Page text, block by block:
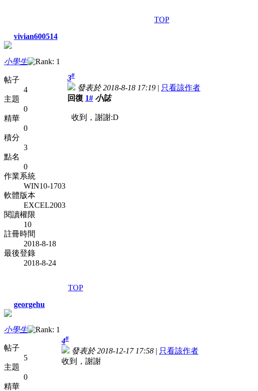
TOP
vivian600514
小學生
帖子
4
主題
0
精華
0
積分
3
點名
0
作業系統
WIN10-1703
軟體版本
EXCEL2003
閱讀權限
10
註冊時間
2018-8-18
最後登錄
2018-8-24
3#
發表於 2018-8-18 17:19 | 只看該作者
回復 1# 小誌
收到，謝謝:D
TOP
georgehu
小學生
帖子
5
主題
0
精華
4#
發表於 2018-12-17 17:58 | 只看該作者
收到，謝謝